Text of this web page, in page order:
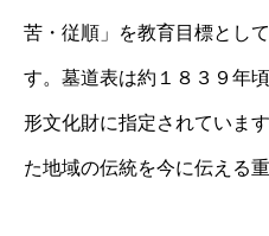
苦・従順」を教育目標とし
す。墓道表は約１８３９年
形文化財に指定されていま
た地域の伝統を今に伝える